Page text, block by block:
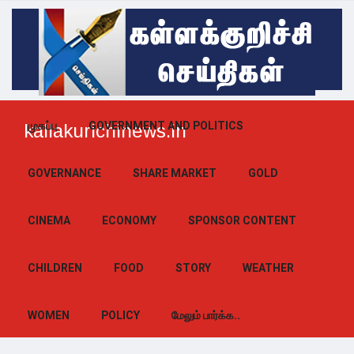
kallakurichinews.in
முகப்பு GOVERNMENT AND POLITICS
GOVERNANCE SHARE MARKET GOLD
CINEMA ECONOMY SPONSOR CONTENT
CHILDREN FOOD STORY WEATHER
WOMEN POLICY மேலும் பார்க்க..